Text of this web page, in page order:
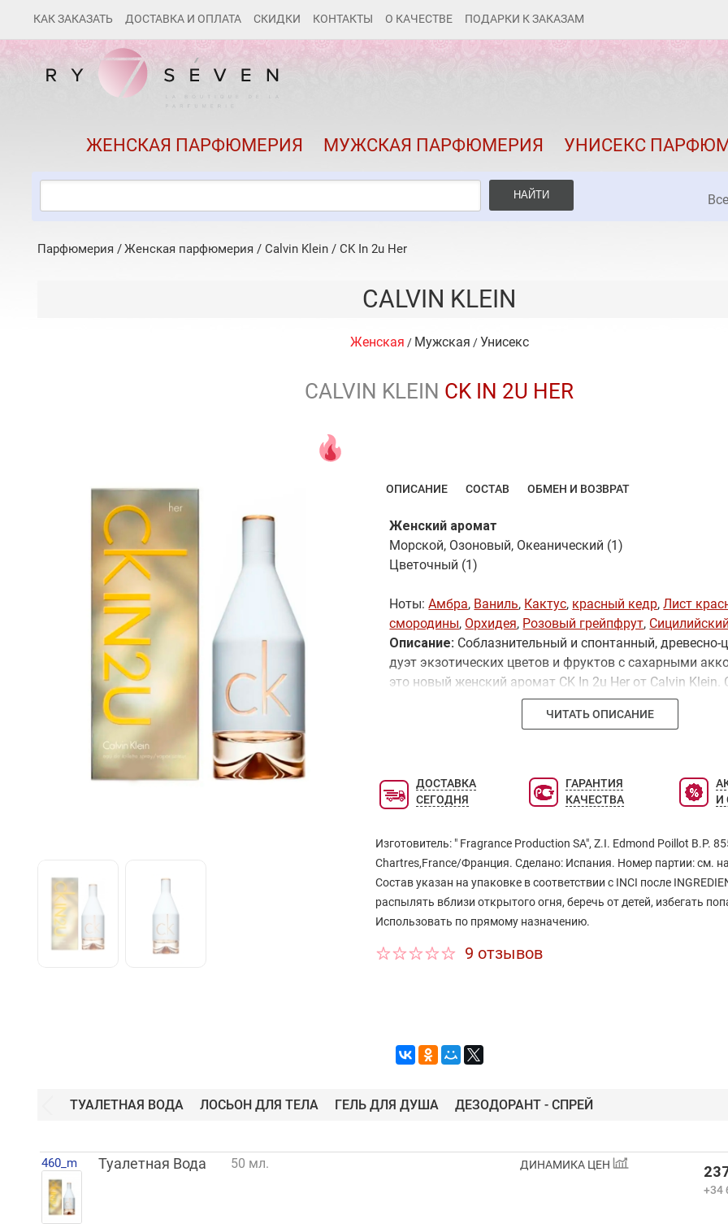
КАК ЗАКАЗАТЬ ДОСТАВКА И ОПЛАТА СКИДКИ КОНТАКТЫ О КАЧЕСТВЕ ПОДАРКИ К ЗАКАЗАМ
КОНТАКТЫ
О КАЧЕСТВЕ
ПОДАРКИ К ЗАКАЗАМ
ЖЕНСКАЯ ПАРФЮМЕРИЯ МУЖСКАЯ ПАРФЮМЕРИЯ УНИСЕКС
НАЙТИ
Парфюмерия Женская парфюмерия / Calvin Klein / CK In 2u Her
CALVIN KLEIN
Женская / Мужская /Унисекс
CALVIN KLEIN CK IN 2U HER
ОПИСАНИЕ СОСТАВ ОБМЕН И ВОЗВРАТ
Женский аромат
Морской, Озоновый, Океанический (1)
Цветочный (1)
Ноты:Амбра, Ваниль, Кактус, красный кедр,Лист
смородины, Орхидея, Розовый грейпфрут,
Описание: Соблазнительный и спонтанный, древесно-
дуэт экзотических цветов и фруктов с сахарными
это новый женский аромат CK In 2u Her от Calvin Klein.
это подарок творца молодому поколению женщин,
способностью выражать свою внутреннюю свободу в
воплощает игру обольщения, полную интриг и
Основные ноты: игристый розовый грейпфрут,
амбра, ванильное суфле, древесина красного кедра.
ЧИТАТЬ ОПИСАНИЕ
ДОСТАВКА
СЕГОДНЯ
ГАРАНТИЯ
КАЧЕСТВА
И
Изготовитель: " Fragrance Production SA", Z.I. Edmond Poillot B.P.
Chartres,France/Франция. Сделано: Испания. Номер партии: см.
Состав указан на упаковке в соответствии с INCI после
распылять вблизи открытого огня, беречь от детей, избегать
Использовать по прямому назначению.
9 отзывов
ТУАЛЕТНАЯ ВОДА ЛОСЬОН ДЛЯ ТЕЛА ГЕЛЬ ДЛЯ ДУША ДЕЗОДОРАНТ - СПРЕЙ
460_m Туалетная Вода 50 мл. ДИНАМИКА ЦЕН
+34